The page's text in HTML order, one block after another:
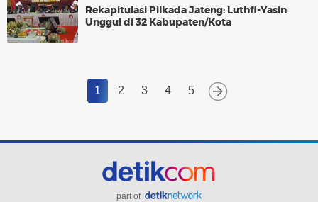
Rekapitulasi Pilkada Jateng: Luthfi-Yasin
Unggul di 32 Kabupaten/Kota
1 2 3 4 5
part of